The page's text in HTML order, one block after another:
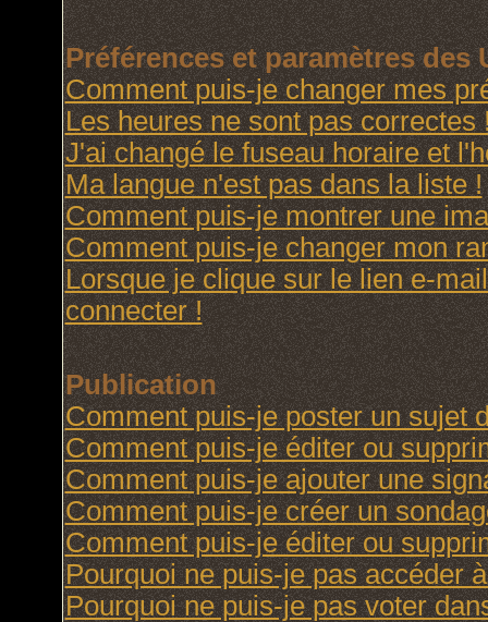
Préférences et paramètres des
Comment puis-je changer mes
Les heures ne sont pas correctes
J'ai changé le fuseau horaire et
Ma langue n'est pas dans la liste !
Comment puis-je montrer une
Comment puis-je changer mon
Lorsque je clique sur le lien e-
connecter !
Publication
Comment puis-je poster un sujet
Comment puis-je éditer ou
Comment puis-je ajouter une
Comment puis-je créer un
Comment puis-je éditer ou
Pourquoi ne puis-je pas accéder
Pourquoi ne puis-je pas voter